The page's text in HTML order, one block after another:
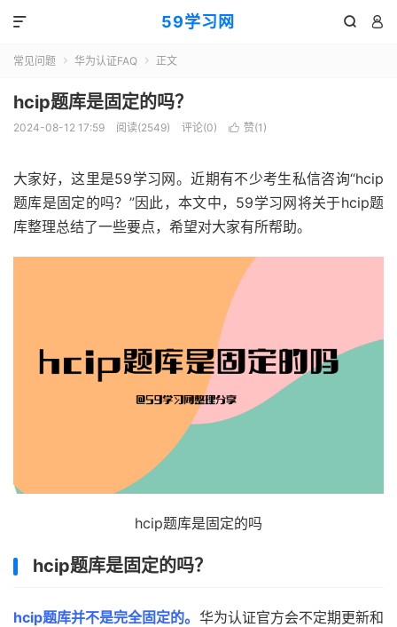
59学习网  

常见问题  华为认证FAQ  正文
hcip题库是固定的吗？
2024-08-12 17:59 阅读(2549) 评论(0)  赞(1 )
大家好，这里是59学习网。近期有不少考生私信咨询“hcip
题库是固定的吗？”因此，本文中，59学习网将关于hcip题
库整理总结了一些要点，希望对大家有所帮助。
hcip题库是固定的吗
hcip题库是固定的吗？
hcip题库并不是完全固定的。 华为认证官方会不定期更新和